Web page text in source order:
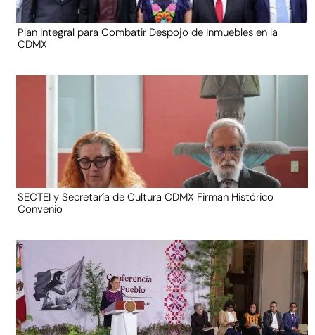
Plan Integral para Combatir Despojo de Inmuebles en la
CDMX
SECTEI y Secretaría de Cultura CDMX Firman Histórico
Convenio